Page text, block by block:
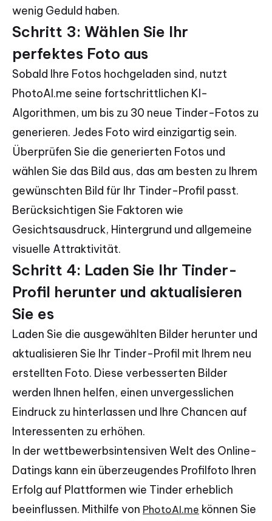
wenig Geduld haben.
Schritt 3: Wählen Sie Ihr
perfektes Foto aus
Sobald Ihre Fotos hochgeladen sind, nutzt
PhotoAI.me seine fortschrittlichen KI-
Algorithmen, um bis zu 30 neue Tinder-Fotos zu
generieren. Jedes Foto wird einzigartig sein.
Überprüfen Sie die generierten Fotos und
wählen Sie das Bild aus, das am besten zu Ihrem
gewünschten Bild für Ihr Tinder-Profil passt.
Berücksichtigen Sie Faktoren wie
Gesichtsausdruck, Hintergrund und allgemeine
visuelle Attraktivität.
Schritt 4: Laden Sie Ihr Tinder-
Profil herunter und aktualisieren
Sie es
Laden Sie die ausgewählten Bilder herunter und
aktualisieren Sie Ihr Tinder-Profil mit Ihrem neu
erstellten Foto. Diese verbesserten Bilder
werden Ihnen helfen, einen unvergesslichen
Eindruck zu hinterlassen und Ihre Chancen auf
Interessenten zu erhöhen.
In der wettbewerbsintensiven Welt des Online-
Datings kann ein überzeugendes Profilfoto Ihren
Erfolg auf Plattformen wie Tinder erheblich
beeinflussen. Mithilfe von PhotoAI.me können Sie